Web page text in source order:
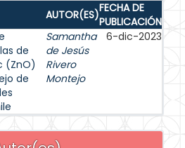
AUTOR(ES)FECHA DE
PUBLICACIÓN
de
(ZnO)
de
Samantha
de Jesús
Rivero
Montejo
6-dic-2023